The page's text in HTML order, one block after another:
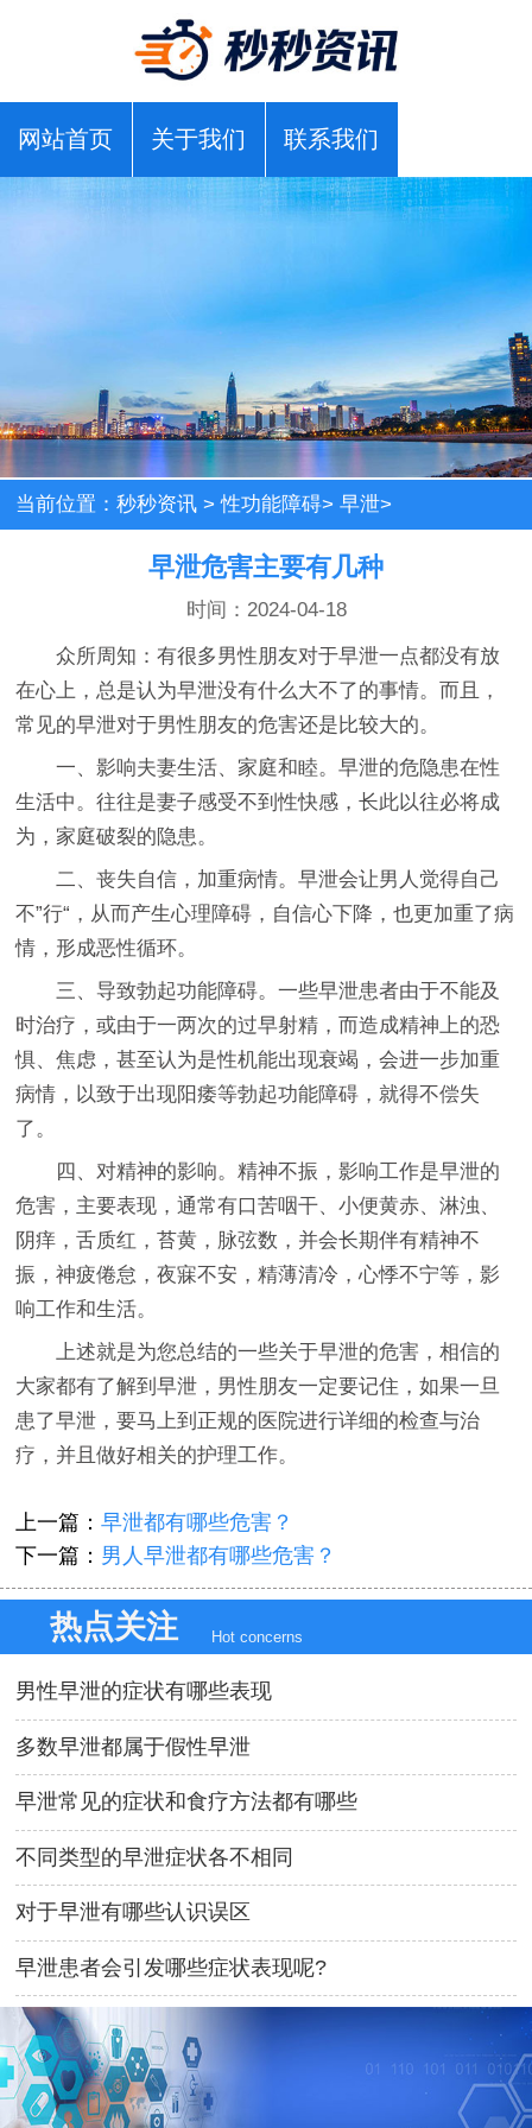
网站首页 关于我们 联系我们
当前位置：秒秒资讯 >性功能障碍>早泄>
早泄危害主要有几种
时间：2024-04-18
众所周知：有很多男性朋友对于早泄一点都没有放
在心上，总是认为早泄没有什么大不了的事情。而且，
常见的早泄对于男性朋友的危害还是比较大的。
一、影响夫妻生活、家庭和睦。早泄的危隐患在性
生活中。往往是妻子感受不到性快感，长此以往必将成
为，家庭破裂的隐患。
二、丧失自信，加重病情。早泄会让男人觉得自己
不”行“，从而产生心理障碍，自信心下降，也更加重了病
情，形成恶性循环。
三、导致勃起功能障碍。一些早泄患者由于不能及
时治疗，或由于一两次的过早射精，而造成精神上的恐
惧、焦虑，甚至认为是性机能出现衰竭，会进一步加重
病情，以致于出现阳痿等勃起功能障碍，就得不偿失
了。
四、对精神的影响。精神不振，影响工作是早泄的
危害，主要表现，通常有口苦咽干、小便黄赤、淋浊、
阴痒，舌质红，苔黄，脉弦数，并会长期伴有精神不
振，神疲倦怠，夜寐不安，精薄清冷，心悸不宁等，影
响工作和生活。
上述就是为您总结的一些关于早泄的危害，相信的
大家都有了解到早泄，男性朋友一定要记住，如果一旦
患了早泄，要马上到正规的医院进行详细的检查与治
疗，并且做好相关的护理工作。
上一篇：早泄都有哪些危害？
下一篇： 男人早泄都有哪些危害？
热点关注 Hot concerns
男性早泄的症状有哪些表现
多数早泄都属于假性早泄
早泄常见的症状和食疗方法都有哪些
不同类型的早泄症状各不相同
对于早泄有哪些认识误区
早泄患者会引发哪些症状表现呢?